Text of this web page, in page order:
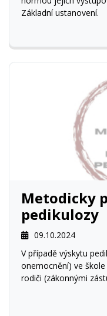
Základní ustanovení.
Metodicky
pedikulozy
09.10.2024
V případě výskytu
onemocnění) ve
rodiči (zákonnými